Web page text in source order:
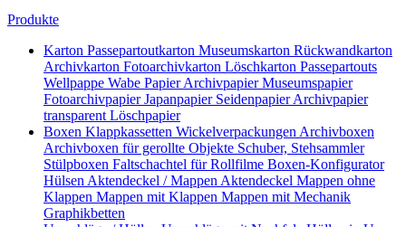
Produkte
Karton Passepartoutkarton Museumskarton Rückwandkarton
Archivkarton Fotoarchivkarton Löschkarton Passepartouts
Wellpappe Wabe PapierArchivpapierMuseumspapier
FotoarchivpapierJapanpapier SeidenpapierArchivpapier
transparent Löschpapier
Boxen Klappkassetten Wickelverpackungen Archivboxen
Archivboxen für gerollte Objekte Schuber, Stehsammler
Stülpboxen Faltschachtel für Rollfilme Boxen-Konfigurator
Hülsen Aktendeckel / Mappen Aktendeckel Mappen ohne
Klappen Mappen mit Klappen Mappen mit Mechanik
Graphikbetten